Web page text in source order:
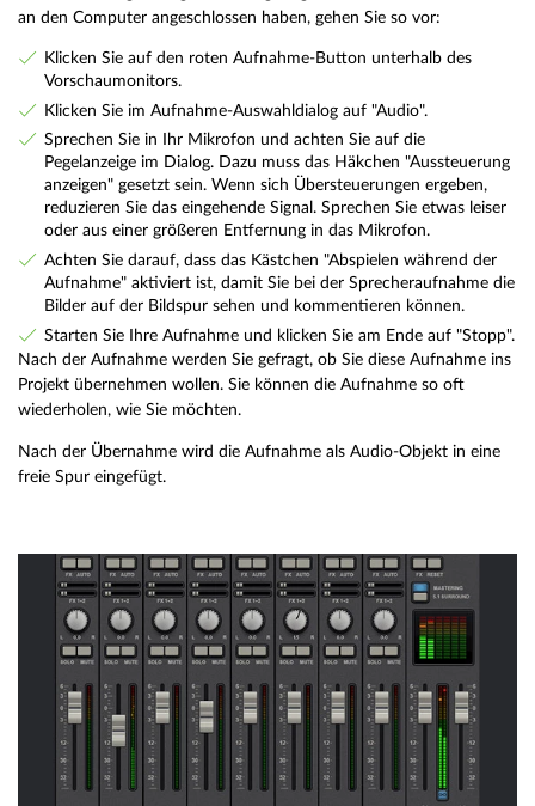
an den Computer angeschlossen haben, gehen Sie so vor:
Klicken Sie auf den roten Aufnahme-Button unterhalb des
Vorschaumonitors.
Klicken Sie im Aufnahme-Auswahldialog auf "Audio".
Sprechen Sie in Ihr Mikrofon und achten Sie auf die
Pegelanzeige im Dialog. Dazu muss das Häkchen "Aussteuerung
anzeigen" gesetzt sein. Wenn sich Übersteuerungen ergeben,
reduzieren Sie das eingehende Signal. Sprechen Sie etwas leiser
oder aus einer größeren Entfernung in das Mikrofon.
Achten Sie darauf, dass das Kästchen "Abspielen während der
Aufnahme" aktiviert ist, damit Sie bei der Sprecheraufnahme die
Bilder auf der Bildspur sehen und kommentieren können.
Starten Sie Ihre Aufnahme und klicken Sie am Ende auf "Stopp".
Nach der Aufnahme werden Sie gefragt, ob Sie diese Aufnahme ins
Projekt übernehmen wollen. Sie können die Aufnahme so oft
wiederholen, wie Sie möchten.
Nach der Übernahme wird die Aufnahme als Audio-Objekt in eine
freie Spur eingefügt.